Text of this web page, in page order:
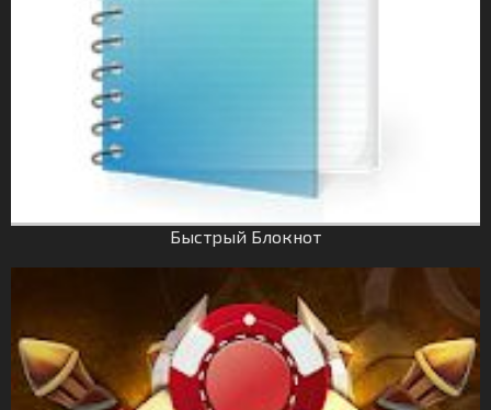
Быстрый Блокнот